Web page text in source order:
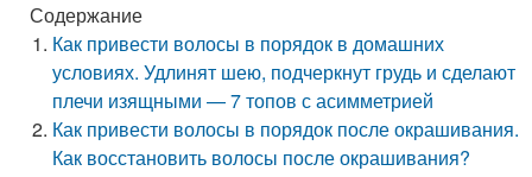
Содержание
Как привести волосы в порядок в домашних
условиях. Удлинят шею, подчеркнут грудь и сделают
плечи изящными — 7 топов с асимметрией
Как привести волосы в порядок после окрашивания.
Как восстановить волосы после окрашивания?